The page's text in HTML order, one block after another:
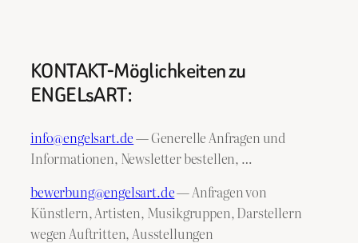
KONTAKT-Möglichkeiten zu
ENGELsART:
info@engelsart.de— Generelle Anfragen und
Informationen, Newsletter bestellen, …
bewerbung@engelsart.de— Anfragen von
Künstlern, Artisten, Musikgruppen, Darstellern
wegen Auftritten, Ausstellungen